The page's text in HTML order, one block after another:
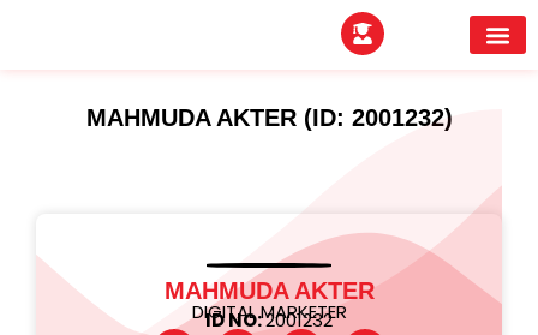
MAHMUDA AKTER (ID: 2001232)
MAHMUDA AKTER
DIGITAL MARKETER
ID NO:2001232